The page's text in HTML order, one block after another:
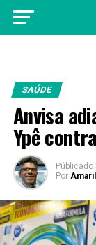
SAÚDE
Anvisa
Ypê
Públicado
Por